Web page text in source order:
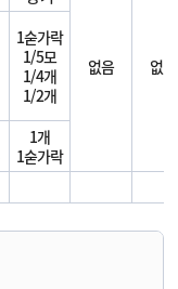
없음 없음
1숟가락
1/5모
1/4개
1/2개
1개
1숟가락